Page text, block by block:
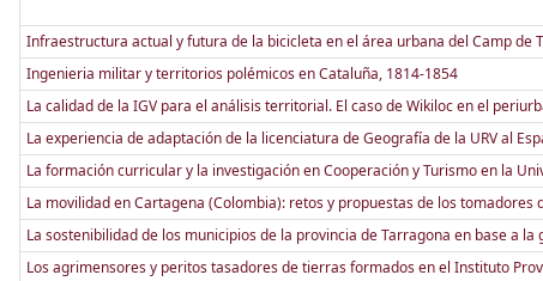
Infraestructura actual y futura de la bicicleta en el área urbana del Camp
Ingenieria militar y territorios polémicos en Cataluña, 1814-1854
La calidad de la IGV para el análisis territorial. El caso de Wikiloc en el
La experiencia de adaptación de la licenciatura de Geografía de la URV al
La formación curricular y la investigación en Cooperación y Turismo en la
La movilidad en Cartagena (Colombia): retos y propuestas de los tomadores
La sostenibilidad de los municipios de la provincia de Tarragona en base a
Los agrimensores y peritos tasadores de tierras formados en el Instituto